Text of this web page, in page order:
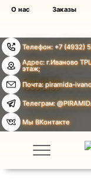
О нас Заказы
Ежедневно
10:00-21:00
Телефон: +7 (4932)
Адрес: г.Иваново
этаж;
Почта: piramida-
Телеграм:
Мы ВКонтакте